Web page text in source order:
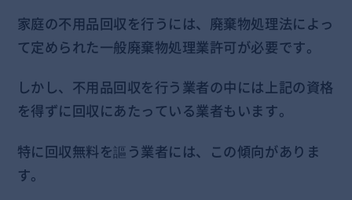
家庭の不用品回収を行うには、廃棄物処理法によっ
て定められた一般廃棄物処理業許可が必要です。
しかし、不用品回収を行う業者の中には上記の資格
を得ずに回収にあたっている業者もいます。
特に回収無料を謳う業者には、この傾向がありま
す。